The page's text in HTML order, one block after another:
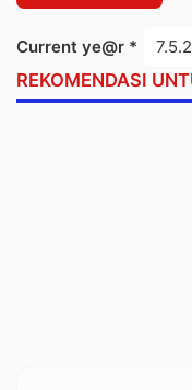
Current ye@r *
REKOMENDASI